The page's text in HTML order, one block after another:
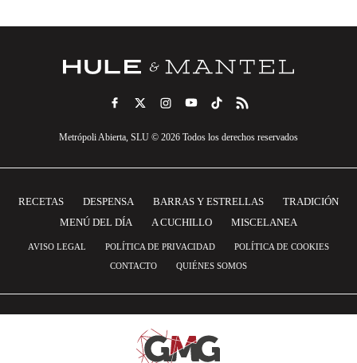
Metrópoli Abierta, SLU © 2026 Todos los derechos reservados
RECETAS DESPENSA BARRAS Y ESTRELLAS
TRADICIÓN
MENÚ DEL DÍA
A CUCHILLO MISCELANEA
AVISO LEGAL POLÍTICA DE PRIVACIDAD
POLÍTICA DE COOKIES
CONTACTO
QUIÉNES SOMOS